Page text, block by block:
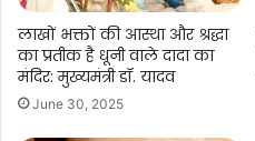
लाखों भक्तों की आस्था और श्रद्धा
का प्रतीक है धूनी वाले दादा का
मंदिर: मुख्यमंत्री डॉ. यादव
June 30, 2025